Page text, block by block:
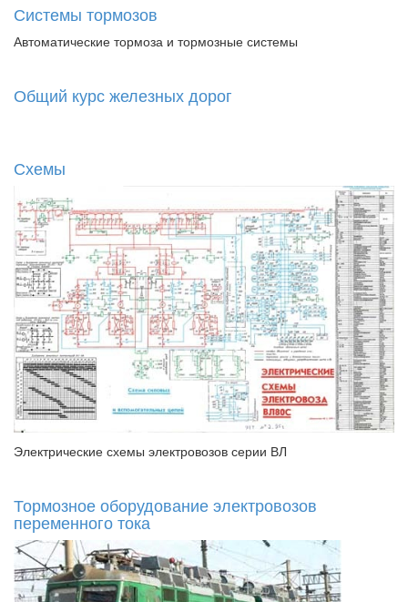
Системы тормозов
Автоматические тормоза и тормозные системы
Общий курс железных дорог
Схемы
Электрические схемы электровозов серии ВЛ
Тормозное оборудование электровозов
переменного тока